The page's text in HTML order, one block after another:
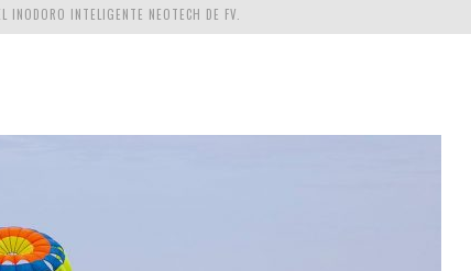
INODORO INTELIGENTE NEOTECH DE FV.